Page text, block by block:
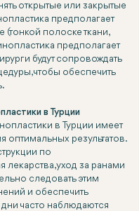
открытые или закрытые
предполагает
полоске ткани,
предполагает
будут сопровождать
чтобы обеспечить
в Турции
в Турции имеет
результатов.
по
уход за ранами
следовать этим
и обеспечить
часто наблюдаются